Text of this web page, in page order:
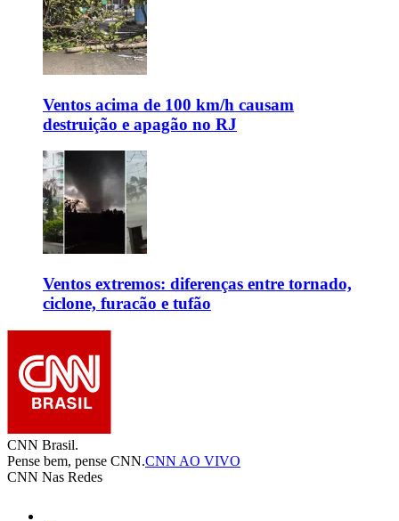
Ventos acima de 100 km/h causam
destruição e apagão no RJ
Ventos extremos: diferenças entre tornado,
ciclone, furacão e tufão
CNN Brasil.
Pense bem, pense CNN.CNN AO VIVO
CNN Nas Redes